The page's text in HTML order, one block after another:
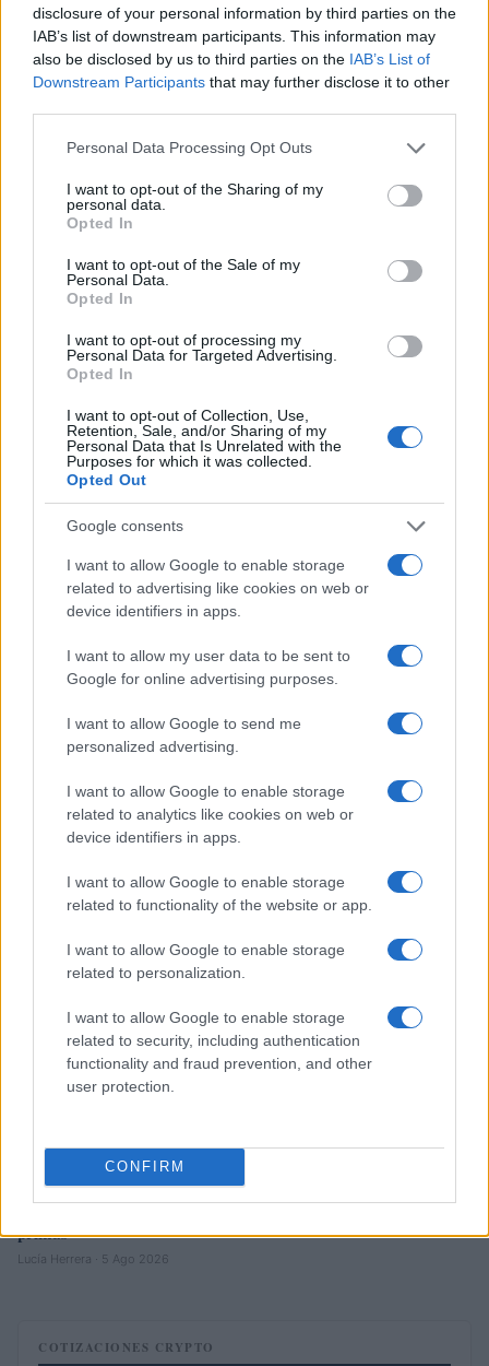
disclosure of your personal information by third parties on the
IAB’s list of downstream participants. This information may
also be disclosed by us to third parties on the IAB’s List of
Downstream Participants that may further disclose it to other
Please note that this website/app uses one or more Google
not limited to your visit or usage behaviour. You may click to
grant or deny consent to Google and its third-party tags to
use your data for below specified purposes in below Google
consent section.
Personal Data Processing Opt Outs
I want to opt-out of the Sharing of my
personal data.
Opted In
I want to opt-out of the Sale of my
Personal Data.
Opted In
I want to opt-out of processing my
Personal Data for Targeted Advertising.
Opted In
I want to opt-out of Collection, Use,
Retention, Sale, and/or Sharing of my
Personal Data that Is Unrelated with the
Purposes for which it was collected.
Opted Out
Google consents
I want to allow Google to enable storage
related to advertising like cookies on web or
device identifiers in apps.
I want to allow my user data to be sent to
Google for online advertising purposes.
I want to allow Google to send me
personalized advertising.
I want to allow Google to enable storage
related to analytics like cookies on web or
device identifiers in apps.
I want to allow Google to enable storage
related to functionality of the website or app.
I want to allow Google to enable storage
related to personalization.
I want to allow Google to enable storage
related to security, including authentication
functionality and fraud prevention, and other
user protection.
CONFIRM
Sigue leyendo
NEWS
El Brent cae un 8.3% y arrastra a las materias primas
Lucía Herrera · 7 Ago 2026
NEWS
Brent cae un 8.3% y arrastra a las materias primas en agosto
NEWS
primas
Lucía Herrera · 5 Ago 2026
COTIZACIONES CRYPTO